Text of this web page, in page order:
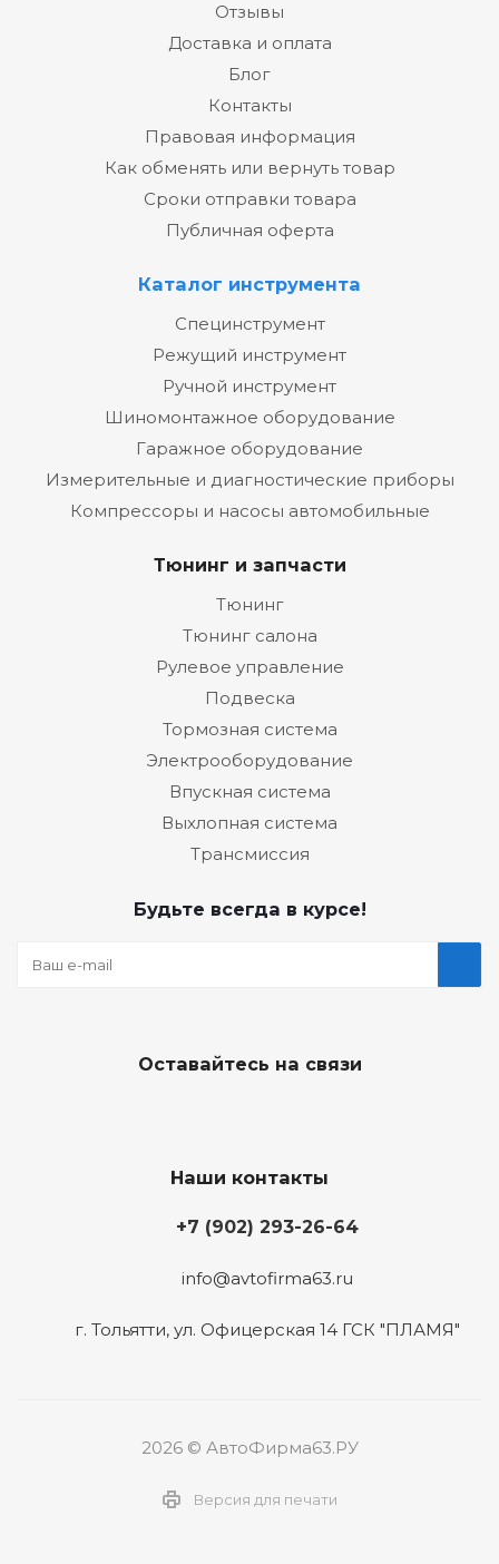
Отзывы
Доставка и оплата
Блог
Контакты
Правовая информация
Как обменять или вернуть товар
Сроки отправки товара
Публичная оферта
Каталог инструмента
Специнструмент
Режущий инструмент
Ручной инструмент
Шиномонтажное оборудование
Гаражное оборудование
Измерительные и диагностические приборы
Компрессоры и насосы автомобильные
Тюнинг и запчасти
Тюнинг
Тюнинг салона
Рулевое управление
Подвеска
Тормозная система
Электрооборудование
Впускная система
Выхлопная система
Трансмиссия
Будьте всегда в курсе!
Оставайтесь на связи
Наши контакты
+7 (902) 293-26-64
info@avtofirma63.ru
г. Тольятти, ул. Офицерская 14 ГСК "ПЛАМЯ"
2026 © АвтоФирма63.РУ
Версия для печати